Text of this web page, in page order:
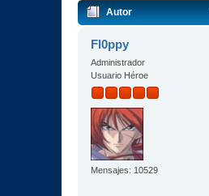
Autor
Fl0ppy
Administrador
Usuario Héroe
Mensajes: 10529